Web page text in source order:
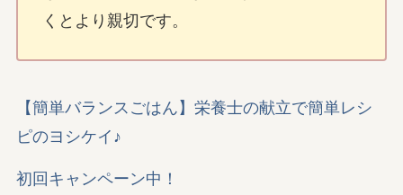
くとより親切です。
【簡単バランスごはん】栄養士の献立で簡単レシ
ピのヨシケイ♪
初回キャンペーン中！